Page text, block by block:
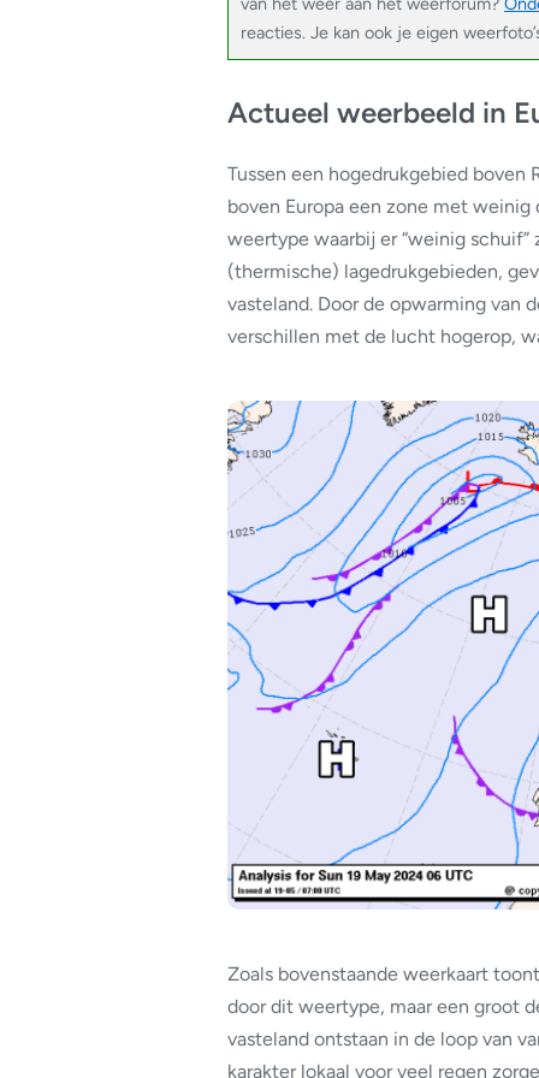
reacties. Je kan ook je eigen
Actueel weerbeeld in
Tussen een hogedrukgebied
boven Europa een zone met
weertype waarbij er “weinig
(thermische) lagedrukgebieden,
vasteland. Door de opwarming van
verschillen met de lucht hogerop,
Zoals bovenstaande weerkaart
door dit weertype, maar een groot
vasteland ontstaan in de loop van
karakter lokaal voor veel regen